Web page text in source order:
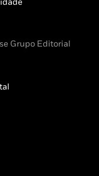
Grupo Editorial